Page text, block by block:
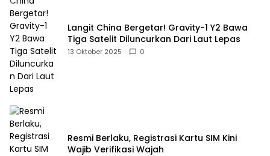
Langit China Bergetar! Gravity-1 Y2 Bawa
Tiga Satelit Diluncurkan Dari Laut Lepas
13 Oktober 2025 0
Resmi Berlaku, Registrasi Kartu SIM Kini
Wajib Verifikasi Wajah